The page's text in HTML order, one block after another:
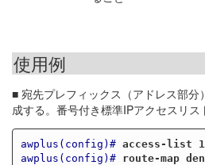
使用例
■ 宛先プレフィックス（アドレス部
成する。番号付き標準IPアクセスリス
awplus(config)# access-list 1
awplus(config)#
route-map